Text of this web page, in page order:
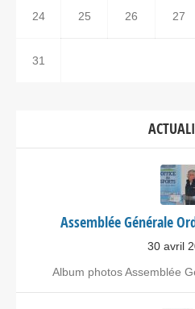
24 25 26 27
31
Assemblée Générale
30 avril
Album photos Assemblée